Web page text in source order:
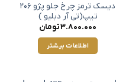
دیسک ترمز چرخ جلو پژو ۲۰۶
تیپ(تی آر دبلیو‌ )
3.800.000تومان
اطلاعات بیشتر